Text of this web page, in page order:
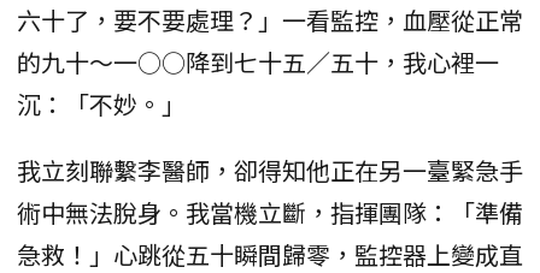
六十了，要不要處理？」一看監控，血壓從正常
的九十～一○○降到七十五／五十，我心裡一
沉：「不妙。」
我立刻聯繫李醫師，卻得知他正在另一臺緊急手
術中無法脫身。我當機立斷，指揮團隊：「準備
急救！」心跳從五十瞬間歸零，監控器上變成直